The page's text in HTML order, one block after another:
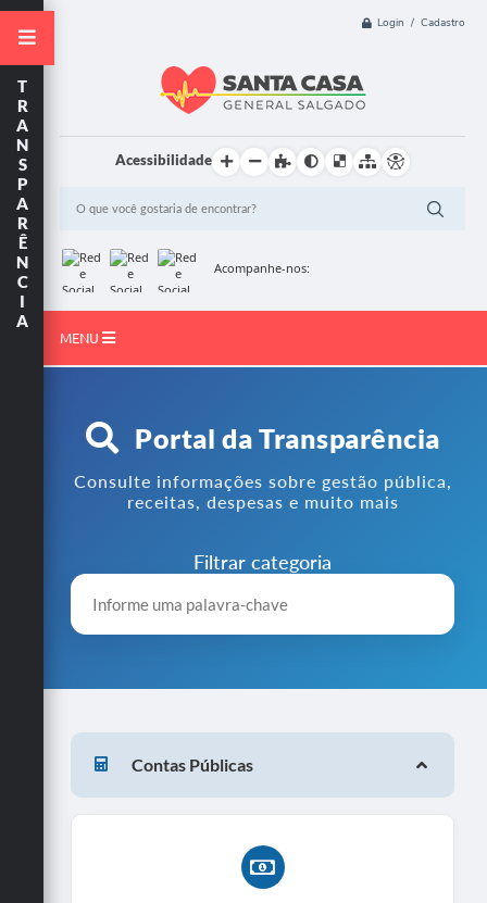
Login / Cadastro
Acessibilidade
Acompanhe-nos:
MENU
Resultado de Exame
Ouvidoria
Contratos
Audiências Públicas
T
R
A
N
S
P
A
R
Ê
N
C
I
A
Portal da Transparência
Consulte informações sobre gestão pública,
receitas, despesas e muito mais
Filtrar categoria
Contas Públicas